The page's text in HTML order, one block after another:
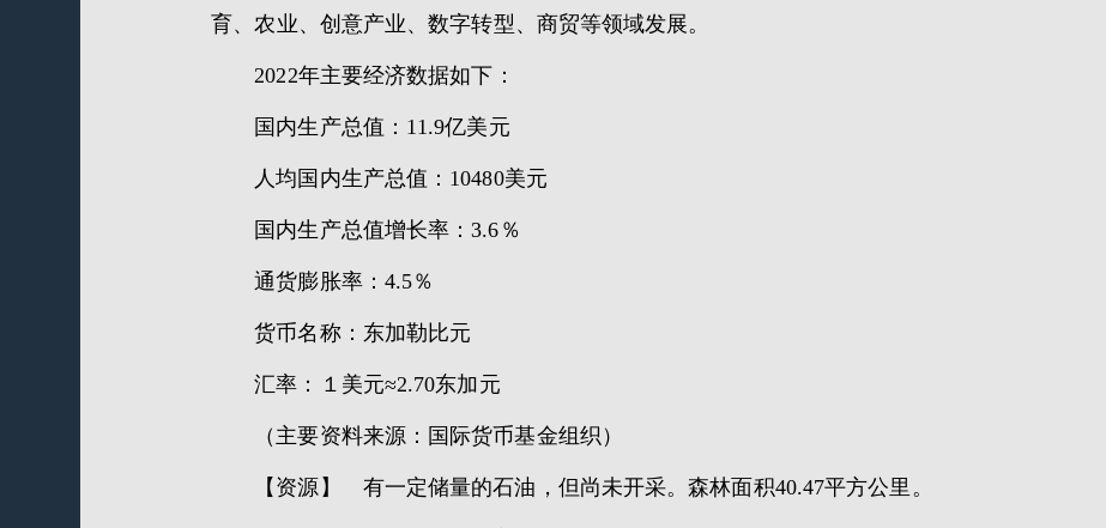
育、农业、创意产业、数字转型、商贸等领域发展。
2022年主要经济数据如下：
国内生产总值：11.9亿美元
人均国内生产总值：10480美元
国内生产总值增长率：3.6％
通货膨胀率：4.5％
货币名称：东加勒比元
汇率：１美元≈2.70东加元
（主要资料来源：国际货币基金组织）
【资源】 有一定储量的石油，但尚未开采。森林面积40.47平方公里。